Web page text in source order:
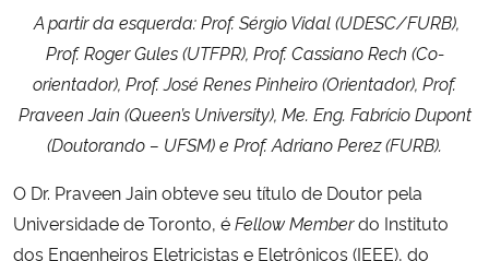
Banco Central do Brasil
Planalto
A partir da esquerda: Prof. Sérgio Vidal (UDESC/FURB),
Prof. Roger Gules (UTFPR), Prof. Cassiano Rech (Co-
orientador), Prof. José Renes Pinheiro (Orientador), Prof.
Praveen Jain (Queen’s University), Me. Eng. Fabrício Dupont
(Doutorando – UFSM) e Prof. Adriano Perez (FURB).
O Dr. Praveen Jain obteve seu título de Doutor pela
Universidade de Toronto, éFellow Memberdo Instituto
dos Engenheiros Eletricistas e Eletrônicos (IEEE), do